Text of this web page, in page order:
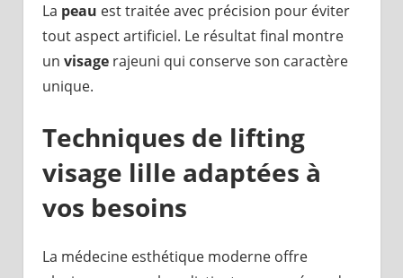
La peau est traitée avec précision pour éviter
tout aspect artificiel. Le résultat final montre
un visagerajeuni qui conserve son caractère
unique.
Techniques de lifting
visage lille adaptées à
vos besoins
La médecine esthétique moderne offre